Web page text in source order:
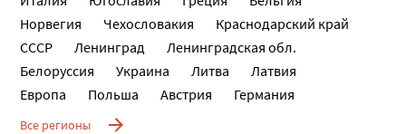
Норвегия
Чехословакия
Краснодарский край
СССР
Ленинград
Ленинградская обл.
Белоруссия
Украина Литва
Латвия
Европа
Польша Австрия Германия
Все регионы